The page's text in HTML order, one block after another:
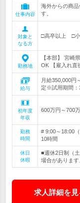
仕事内容
海外からの商
す。
対象と
なる方
□高卒以上 □小
勤務地
【本部】 宮崎
OK 【雇入れ直
給与
月給350,000円
定※試用期間：
初年度
年収
600万円～700
勤務
時間
# 9:00～18:00
10時間
休日
休暇
■週休2日制（
場合がありま
求人詳細を見